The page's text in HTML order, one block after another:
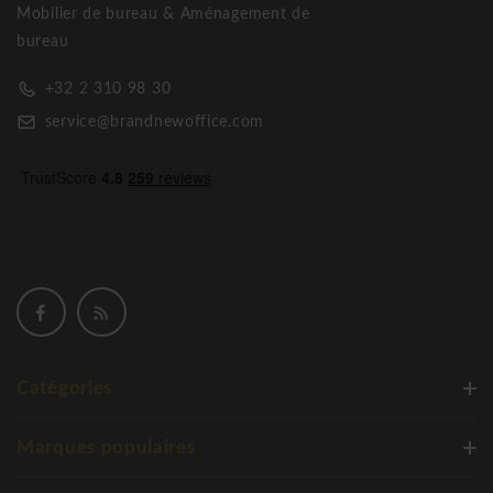
design!
accoudoirs
Mobilier de bureau & Aménagement de
bureau
+32 2 310 98 30
service@brandnewoffice.com